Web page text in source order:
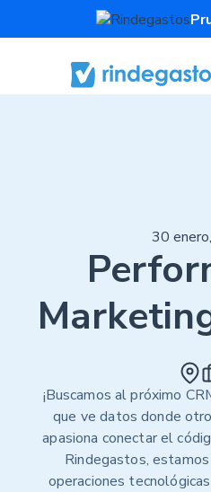
30
¡Buscamos al próximo
que ve datos donde
apasiona conectar el
Rindegastos,
operaciones